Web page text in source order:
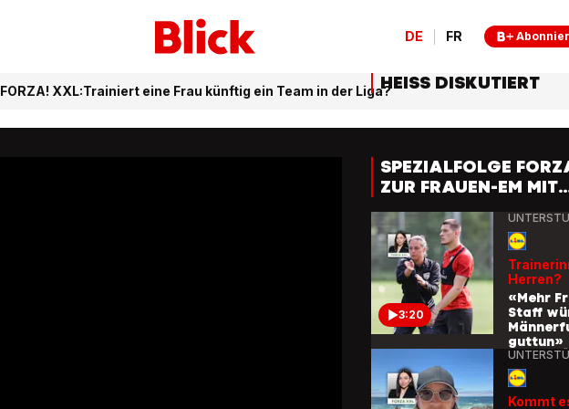
DE FR
FORZA! XXL:Trainiert eine Frau künftig ein Team in der Liga?
SPEZIALFOLGE
ZUR FRAUEN-EM MIT
TATJANA HAENNI
2:37
«Habe
wir sind
2:21
«Ich
konnte
3:20
Herren?
«Mehr
Staff
guttun»
Kommt
HEISS DISKUTIERT